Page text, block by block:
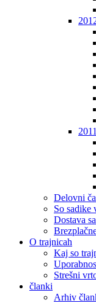
2011
Delovni
So sadike
Dostava
O trajnicah
Kaj so
Strešni
članki
Arhiv